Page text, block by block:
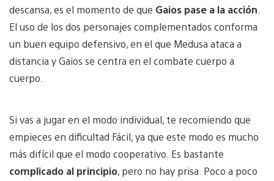
descansa, es el momento de que Gaios pase a la acción.
El uso de los dos personajes complementados conforma
un buen equipo defensivo, en el que Medusa ataca a
distancia y Gaios se centra en el combate cuerpo a
cuerpo.
Si vas a jugar en el modo individual, te recomiendo que
empieces en dificultad Fácil, ya que este modo es mucho
más difícil que el modo cooperativo. Es bastante
complicado al principio, pero no hay prisa. Poco a poco